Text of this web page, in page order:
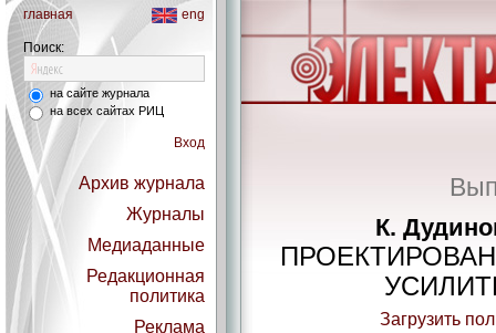
главная eng
Поиск:
на сайте журнала
на всех сайтах РИЦ
Вход
Архив журнала
Журналы
Медиаданные
Редакционная
политика
Реклама
К.
Загрузить